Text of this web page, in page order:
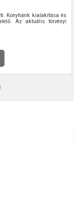
Konyhánk kialakítása és
Az aktuális törvényi